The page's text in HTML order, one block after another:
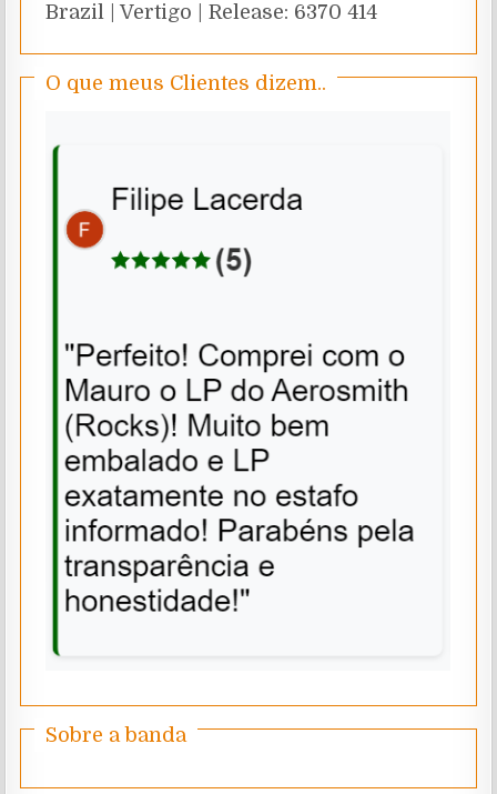
Brazil | Vertigo | Release: 6370 414
O que meus Clientes dizem..
Sobre a banda